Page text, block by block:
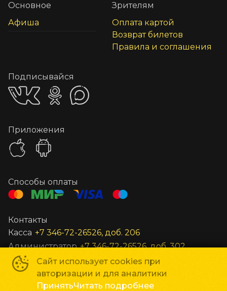
Сайт использует cookies при
авторизации и для аналитики
ПринятьЧитать подробнее
Основное
Афиша
Зрителям
Оплата картой
Возврат билетов
Правила и соглашения
Подписывайся
Приложения
Способы оплаты
Контакты
Касса +7 346-72-26526, доб. 206
Администратор +7 346-72-26526, доб. 302
Заведующий +7 346-72-26526, доб. 301
Все остальные вопросы unost@gkc-planeta.ru
По вопросам гастролей и маркетинга